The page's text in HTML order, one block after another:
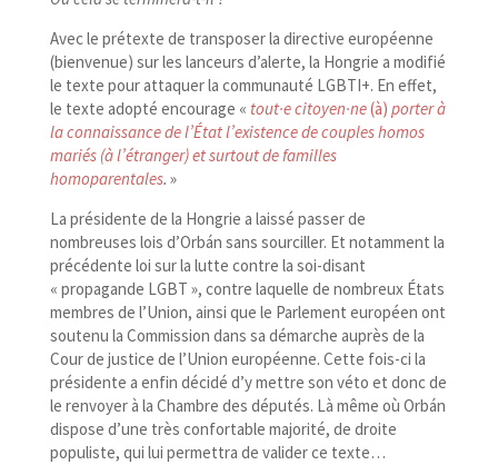
Avec le prétexte de transposer la directive européenne
(bienvenue) sur les lanceurs d’alerte, la Hongrie a modifié
le texte pour attaquer la communauté LGBTI+. En effet,
le texte adopté encourage « tout·e citoyen·ne(à) porter à
la connaissance de l’État l’existence de couples homos
mariés (à l’étranger) et surtout de familles
homoparentales. »
La présidente de la Hongrie a laissé passer de
nombreuses lois d’Orbán sans sourciller. Et notamment la
précédente loi sur la lutte contre la soi-​disant
« propagande LGBT », contre laquelle de nombreux États
membres de l’Union, ainsi que le Parlement européen ont
soutenu la Commission dans sa démarche auprès de la
Cour de justice de l’Union européenne. Cette fois-​ci la
présidente a enfin décidé d’y mettre son véto et donc de
le renvoyer à la Chambre des députés. Là même où Orbán
dispose d’une très confortable majorité, de droite
populiste, qui lui permettra de valider ce texte…